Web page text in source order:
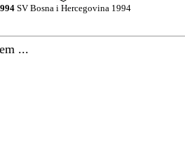
SV Bosna i Hercegovina 1994
...